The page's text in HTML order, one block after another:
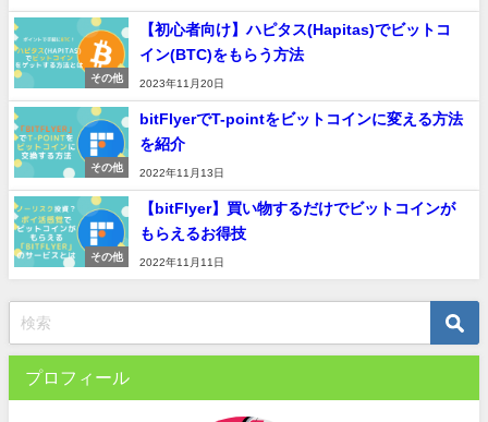
その他
【初心者向け】ハピタス(Hapitas)でビットコ
イン(BTC)をもらう方法
2023年11月20日
その他
bitFlyerでT-pointをビットコインに変える方法
を紹介
2022年11月13日
その他
【bitFlyer】買い物するだけでビットコインが
もらえるお得技
2022年11月11日
プロフィール